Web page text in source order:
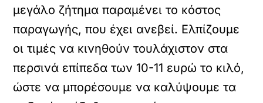
μεγάλο ζήτημα παραμένει το κόστος
παραγωγής, που έχει ανεβεί. Ελπίζουμε
οι τιμές να κινηθούν τουλάχιστον στα
περσινά επίπεδα των 10-11 ευρώ το κιλό,
ώστε να μπορέσουμε να καλύψουμε τα